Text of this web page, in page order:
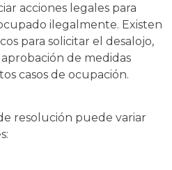
acciones legales para
ilegalmente. Existen
para solicitar el desalojo,
de medidas
casos de ocupación.
resolución puede variar